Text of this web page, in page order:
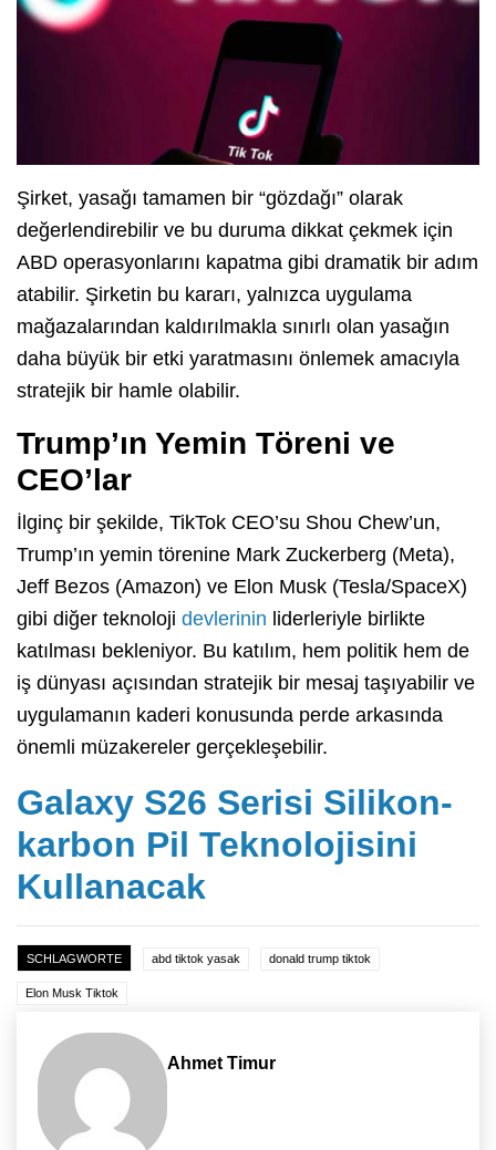
Şirket, yasağı tamamen bir “gözdağı” olarak
değerlendirebilir ve bu duruma dikkat çekmek için
ABD operasyonlarını kapatma gibi dramatik bir adım
atabilir. Şirketin bu kararı, yalnızca uygulama
mağazalarından kaldırılmakla sınırlı olan yasağın
daha büyük bir etki yaratmasını önlemek amacıyla
stratejik bir hamle olabilir.
Trump’ın Yemin Töreni ve
CEO’lar
İlginç bir şekilde, TikTok CEO’su Shou Chew’un,
Trump’ın yemin törenine Mark Zuckerberg (Meta),
Jeff Bezos (Amazon) ve Elon Musk (Tesla/SpaceX)
gibi diğer teknoloji devlerinin liderleriyle birlikte
katılması bekleniyor. Bu katılım, hem politik hem de
iş dünyası açısından stratejik bir mesaj taşıyabilir ve
uygulamanın kaderi konusunda perde arkasında
önemli müzakereler gerçekleşebilir.
Galaxy S26 Serisi Silikon-
karbon Pil Teknolojisini
Kullanacak
SCHLAGWORTE abd tiktok yasak donald trump tiktok
Elon Musk Tiktok
Ahmet Timur